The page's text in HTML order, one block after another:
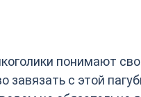
понимают
завязать с этой